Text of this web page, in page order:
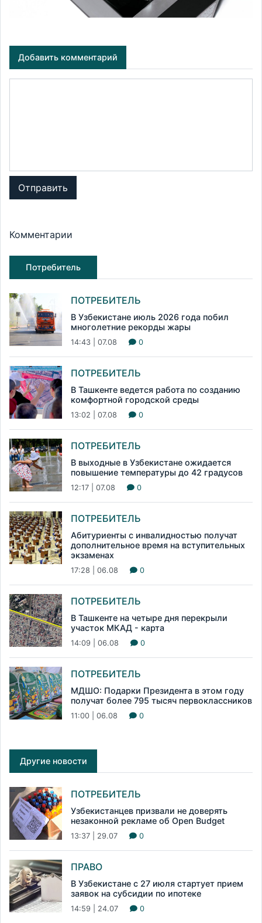
Добавить комментарий
Отправить
Комментарии
Потребитель
ПОТРЕБИТЕЛЬ
В Узбекистане июль 2026 года побил
многолетние рекорды жары
14:43 | 07.08 0
ПОТРЕБИТЕЛЬ
В Ташкенте ведется работа по созданию
комфортной городской среды
13:02 | 07.08 0
ПОТРЕБИТЕЛЬ
В выходные в Узбекистане ожидается
повышение температуры до 42 градусов
12:17 | 07.08 0
ПОТРЕБИТЕЛЬ
Абитуриенты с инвалидностью получат
дополнительное время на вступительных
экзаменах
17:28 | 06.08 0
ПОТРЕБИТЕЛЬ
В Ташкенте на четыре дня перекрыли
участок МКАД - карта
14:09 | 06.08 0
ПОТРЕБИТЕЛЬ
МДШО: Подарки Президента в этом году
получат более 795 тысяч первоклассников
11:00 | 06.08 0
Другие новости
ПОТРЕБИТЕЛЬ
Узбекистанцев призвали не доверять
незаконной рекламе об Open Budget
13:37 | 29.07 0
ПРАВО
В Узбекистане с 27 июля стартует прием
заявок на субсидии по ипотеке
14:59 | 24.07 0